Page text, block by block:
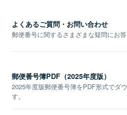
よくあるご質問・お問い合わせ
郵便番号に関するさまざまな疑問にお答
郵便番号簿PDF（2025年度版）
2025年度版郵便番号簿をPDF形式でダ
す。